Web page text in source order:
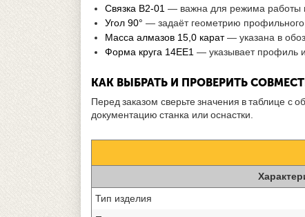
Связка В2-01 — важна для режима работы
Угол 90° — задаёт геометрию профильного
Масса алмазов 15,0 карат— указана в
Форма круга 14ЕЕ1 — указывает профиль и
КАК ВЫБРАТЬ И ПРОВЕРИТЬ
Перед заказом сверьте значения в таблице
документацию станка или оснастки.
Тип изделия